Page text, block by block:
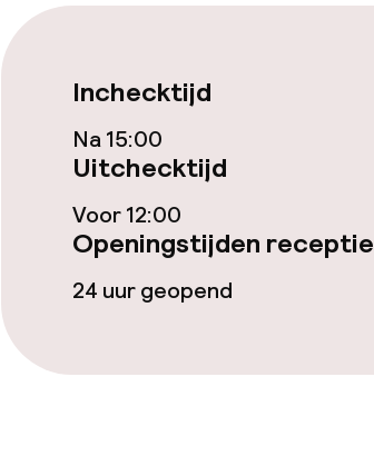
Eet- en drinkgelegenheden
Restaurant
Eet- en drinkdiensten
Inchecktijd
Na 15:00
Uitchecktijd
Voor 12:00
Openingstijden receptie
24 uur geopend